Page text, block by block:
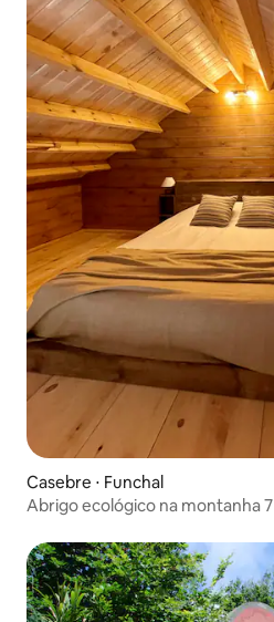
Casebre ⋅ Funchal
Abrigo ecológico na montanha 7